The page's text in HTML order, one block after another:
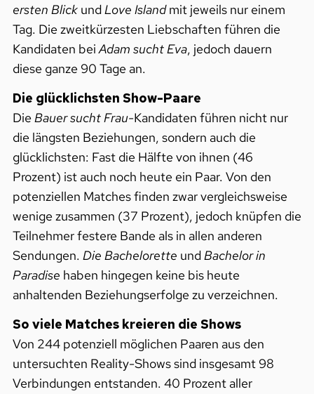
ersten Blickund Love Islandmit jeweils nur einem
Tag. Die zweitkürzesten Liebschaften führen die
Kandidaten bei Adam sucht Eva, jedoch dauern
diese ganze 90 Tage an.
Die glücklichsten Show-Paare
DieBauer sucht Frau-Kandidaten führen nicht nur
die längsten Beziehungen, sondern auch die
glücklichsten: Fast die Hälfte von ihnen (46
Prozent) ist auch noch heute ein Paar. Von den
potenziellen Matches finden zwar vergleichsweise
wenige zusammen (37 Prozent), jedoch knüpfen die
Teilnehmer festere Bande als in allen anderen
Sendungen. Die Bachelorette undBachelor in
Paradise haben hingegen keine bis heute
anhaltenden Beziehungserfolge zu verzeichnen.
So viele Matches kreieren die Shows
Von 244 potenziell möglichen Paaren aus den
untersuchten Reality-Shows sind insgesamt 98
Verbindungen entstanden. 40 Prozent aller